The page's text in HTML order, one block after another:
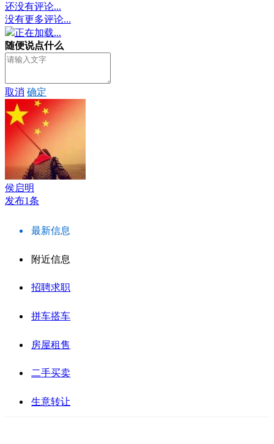
还没有评论...
没有更多评论...
正在加载...
随便说点什么
取消 确定
侯启明
发布1条
最新信息
附近信息
招聘求职
拼车搭车
房屋租售
二手买卖
生意转让